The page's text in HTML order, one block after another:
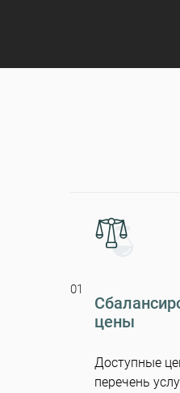
01
цены
Доступные
перечень